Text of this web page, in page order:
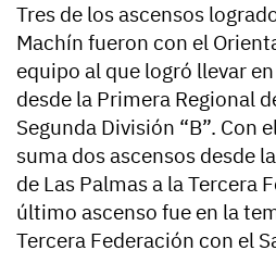
Tres de los ascensos
Machín fueron con el
equipo al que logró llevar
desde la Primera Regional
Segunda División “B”. Con
suma dos ascensos desde
de Las Palmas a la Tercera
último ascenso fue en la
Tercera Federación con el